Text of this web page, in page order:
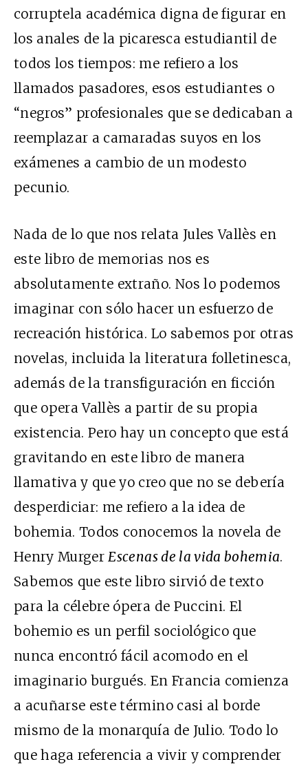
corruptela académica digna de figurar en
los anales de la picaresca estudiantil de
todos los tiempos: me refiero a los
llamados pasadores, esos estudiantes o
“negros” profesionales que se dedicaban a
reemplazar a camaradas suyos en los
exámenes a cambio de un modesto
pecunio.
Nada de lo que nos relata Jules Vallès en
este libro de memorias nos es
absolutamente extraño. Nos lo podemos
imaginar con sólo hacer un esfuerzo de
recreación histórica. Lo sabemos por otras
novelas, incluida la literatura folletinesca,
además de la transfiguración en ficción
que opera Vallès a partir de su propia
existencia. Pero hay un concepto que está
gravitando en este libro de manera
llamativa y que yo creo que no se debería
desperdiciar: me refiero a la idea de
bohemia. Todos conocemos la novela de
Henry MurgerEscenas de la vida bohemia.
Sabemos que este libro sirvió de texto
para la célebre ópera de Puccini. El
bohemio es un perfil sociológico que
nunca encontró fácil acomodo en el
imaginario burgués. En Francia comienza
a acuñarse este término casi al borde
mismo de la monarquía de Julio. Todo lo
que haga referencia a vivir y comprender